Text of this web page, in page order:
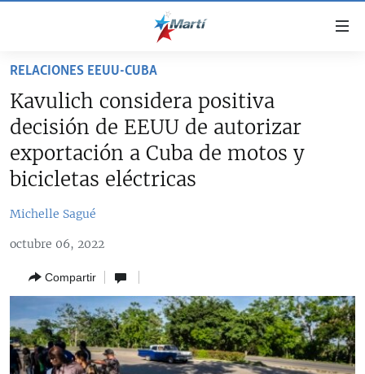
accesibilidad
contenido
principal
principal
búsqueda
CUBA
DERECHOS HUMANOS
SOBRE CUBA
ESTADOS UNIDOS
ESTADOS UNIDOS
AMÉRICA LATINA
OPINIÓN GRÁFICA
AUDIOVISUALES MARTÍ
RELACIONES EEUU-CUBA
Kavulich considera positiva
decisión de EEUU de autorizar
exportación a Cuba de motos y
bicicletas eléctricas
Michelle Sagué
octubre 06, 2022
Compartir